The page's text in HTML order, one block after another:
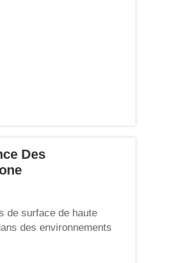
Des
de surface de haute
des environnements
de peinture et
critique...